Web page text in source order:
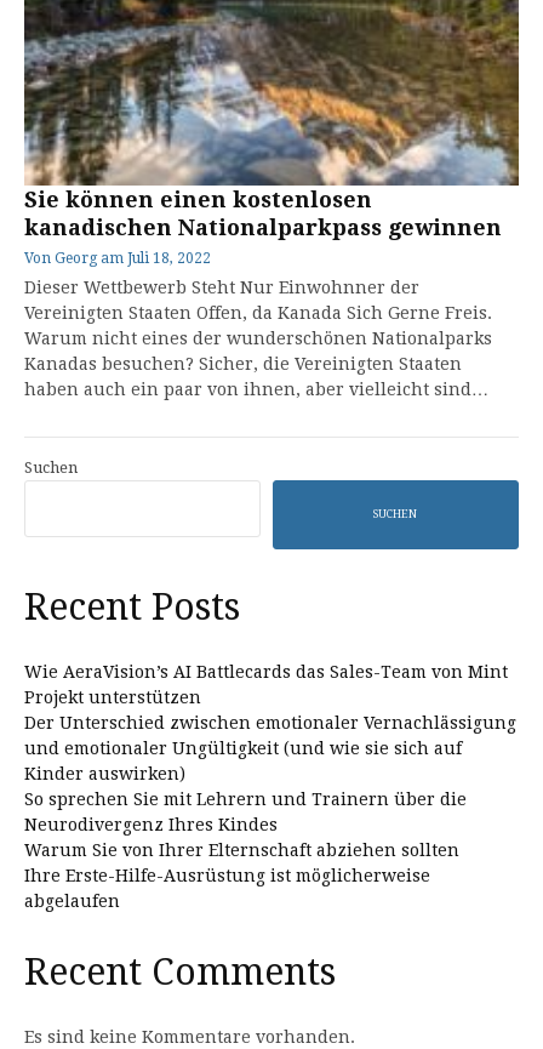
Sie können einen kostenlosen
kanadischen Nationalparkpass gewinnen
Von Georg am Juli 18, 2022
Dieser Wettbewerb Steht Nur Einwohnner der
Vereinigten Staaten Offen, da Kanada Sich Gerne Freis.
Warum nicht eines der wunderschönen Nationalparks
Kanadas besuchen? Sicher, die Vereinigten Staaten
haben auch ein paar von ihnen, aber vielleicht sind…
Suchen
SUCHEN
Recent Posts
Wie AeraVision’s AI Battlecards das Sales-Team von Mint
Projekt unterstützen
Der Unterschied zwischen emotionaler Vernachlässigung
und emotionaler Ungültigkeit (und wie sie sich auf
Kinder auswirken)
So sprechen Sie mit Lehrern und Trainern über die
Neurodivergenz Ihres Kindes
Warum Sie von Ihrer Elternschaft abziehen sollten
Ihre Erste-Hilfe-Ausrüstung ist möglicherweise
abgelaufen
Recent Comments
Es sind keine Kommentare vorhanden.